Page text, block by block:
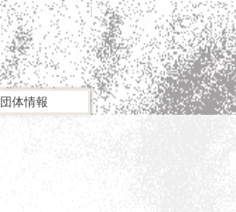
団体情報